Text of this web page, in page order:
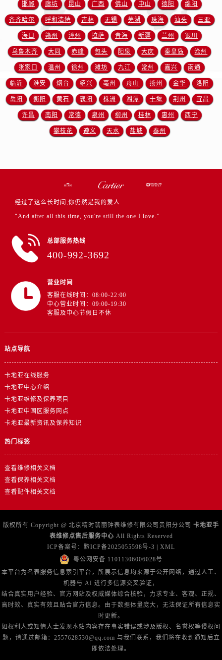
邯郸 廊坊 昆山 广西 佛山 中山 德阳 绵阳
齐齐哈尔 呼和浩特 吉林 无锡 芜湖 珠海 汕头 三亚
海口 赣州 漳州 拉萨 青海 新疆 兰州 银川
乌鲁木齐 大同 赤峰 包头 阳泉 大庆 秦皇岛 沧州
张家口 温州 徐州 潍坊 九江 常州 嘉兴 南通
临沂 淮安 烟台 绍兴 亳州 舟山 扬州 金华 洛阳
岳阳 衡阳 黄石 襄阳 株洲 湘潭 十堰 荆州 宜昌
许昌 南阳 常德 泉州 柳州 桂林 惠州 西宁
攀枝花 遵义 天水 盐城 泰州
经过了这么长时间,你仍然是我的爱人
"And after all this time, you're still the one I love.”
总部服务热线
400-992-3692
营业时间
客服在线时间：08:00-22:00
中心营业时间：09:00-19:30
客服及中心节假日不休
站点导航
卡地亚在线服务
卡地亚中心介绍
卡地亚维修及保养项目
卡地亚中国区服务网点
卡地亚最新资讯及保养知识
热门标签
查看维修相关文档
查看保养相关文档
查看配件相关文档
版权所有 Copyright @ 北京精时翡丽钟表维修有限公司贵阳分公司 卡地亚手
表维修点售后服务中心 All Rights Reserved
ICP备案号： 黔ICP备2025055598号-3
XML
粤公网安备 11011306006028号
本平台为名表服务信息索引平台，所展示信息均来源于公开网络，通过人工、
机器与 AI 进行多信源交叉验证，
结合真实用户经验、官方网站及权威媒体综合核验，力求专业、客观、正规、
高时效、真实有效且贴合官方信息。由于数据体量庞大，无法保证所有信息实
时更新。
如权利人或知情人士发现本站内容存在事实错误或涉及版权、名誉权等侵权问
题，请通过邮箱：2557628530@qq.com 与我们联系，我们将在收到通知后立
即依法处理。